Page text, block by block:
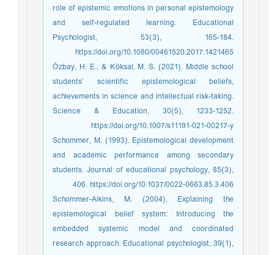
role of epistemic emotions in personal epistemology
and self-regulated learning. Educational
Psychologist, 53(3), 165-184.
https://doi.org/10.1080/00461520.2017.1421465
Özbay, H. E., & Köksal, M. S. (2021). Middle school
students’ scientific epistemological beliefs,
achievements in science and intellectual risk-taking.
Science & Education, 30(5), 1233-1252.
https://doi.org/10.1007/s11191-021-00217-y
Schommer, M. (1993). Epistemological development
and academic performance among secondary
students. Journal of educational psychology, 85(3),
406. https://doi.org/10.1037/0022-0663.85.3.406
Schommer-Aikins, M. (2004). Explaining the
epistemological belief system: Introducing the
embedded systemic model and coordinated
research approach. Educational psychologist, 39(1),